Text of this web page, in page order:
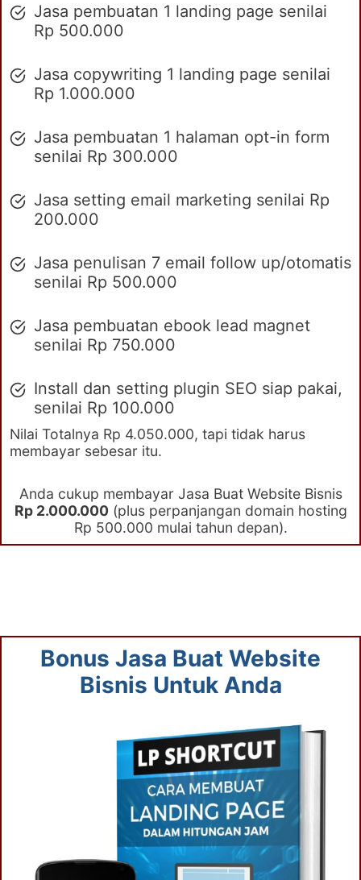
Jasa pembuatan 1 landing page senilai
Rp 500.000
Jasa copywriting 1 landing page senilai
Rp 1.000.000
Jasa pembuatan 1 halaman opt-in form
senilai Rp 300.000
Jasa setting email marketing senilai Rp
200.000
Jasa penulisan 7 email follow up/otomatis
senilai Rp 500.000
Jasa pembuatan ebook lead magnet
senilai Rp 750.000
Install dan setting plugin SEO siap pakai,
senilai Rp 100.000
Nilai Totalnya Rp 4.050.000, tapi tidak harus
membayar sebesar itu.
Anda cukup membayar Jasa Buat Website Bisnis
Rp 2.000.000(plus perpanjangan domain hosting
Rp 500.000 mulai tahun depan).
Bonus Jasa Buat Website
Bisnis Untuk Anda